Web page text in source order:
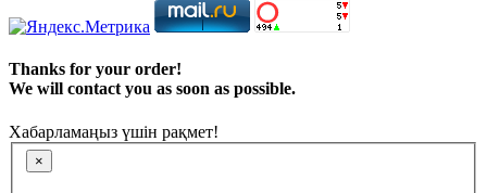
Thanks for your order!
We will contact you as soon as possible.
Хабарламаңыз үшін рақмет!
×